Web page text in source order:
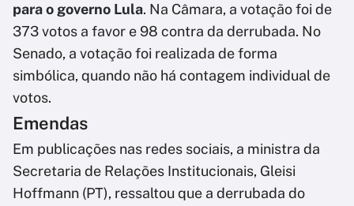
para o governo Lula. Na Câmara, a votação foi de
373 votos a favor e 98 contra da derrubada. No
Senado, a votação foi realizada de forma
simbólica, quando não há contagem individual de
votos.
Emendas
Em publicações nas redes sociais, a ministra da
Secretaria de Relações Institucionais, Gleisi
Hoffmann (PT), ressaltou que a derrubada do